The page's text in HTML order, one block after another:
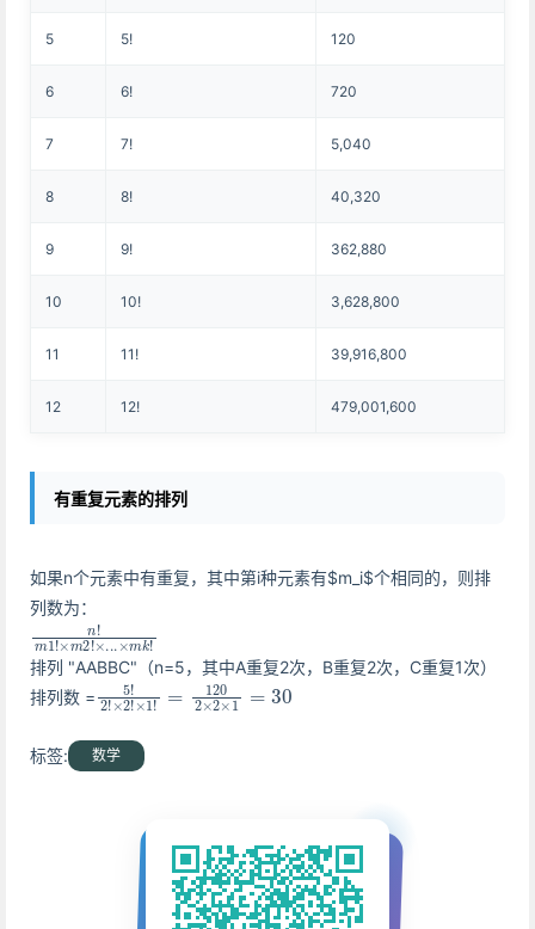
5 5! 120
6 6! 720
7 7! 5,040
8 8! 40,320
9 9! 362,880
10 10! 3,628,800
11 11! 39,916,800
12 12! 479,001,600
有重复元素的排列
如果n个元素中有重复，其中第i种元素有$m_i$个相同的，则排
列数为：
n !m1! ×m
×...×mk
排列 "AABBC"（n=5，其中A重复2次，B重复2次，C重复1次）
排列数 =
2!× 2 ! =120 ×2×
30
标签: 数学